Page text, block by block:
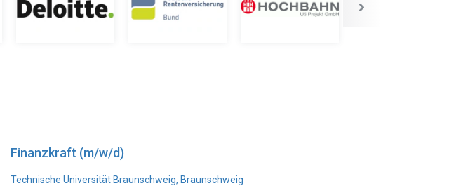
Finanzkraft (m/w/d)
Technische Universität Braunschweig, Braunschweig